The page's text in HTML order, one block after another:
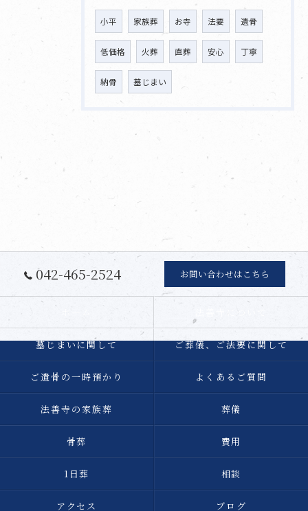
小平 家族葬 お寺 法要 遺骨
低価格 火葬 直葬 安心 丁寧
納骨 墓じまい
042-465-2524 お問い合わせはこちら
墓じまいに関して ご葬儀、ご法要に関して
ご遺骨の一時預かり よくあるご質問
法善寺の家族葬 葬儀
骨葬 費用
1日葬 相談
アクセス ブログ